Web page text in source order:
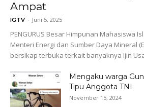
Ampat
IGTV - Juni 5, 2025
PENGURUS Besar Himpunan Mahasiswa
Menteri Energi dan Sumber Daya Mineral
bersikap terbuka terkait banyaknya Ijin
Mengaku warga
Tipu Anggota TNI
November 15, 2024